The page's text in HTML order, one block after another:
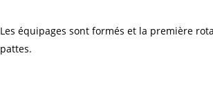
Les équipages sont formés et la première
pattes.